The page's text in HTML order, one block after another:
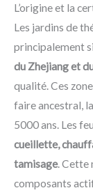
L’origine et la
Les jardins de
principalement
du Zhejiang et
qualité. Ces
faire ancestral,
5000 ans. Les
cueillette,
tamisage. Cette
composants